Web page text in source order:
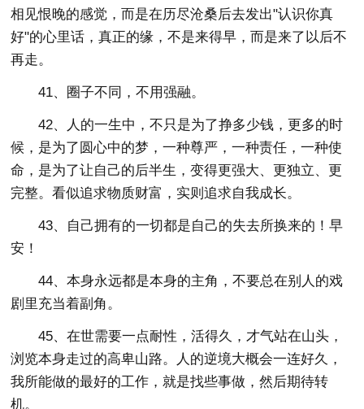
相见恨晚的感觉，而是在历尽沧桑后去发出"认识你真
好"的心里话，真正的缘，不是来得早，而是来了以后不
再走。
41、圈子不同，不用强融。
42、人的一生中，不只是为了挣多少钱，更多的时
候，是为了圆心中的梦，一种尊严，一种责任，一种使
命，是为了让自己的后半生，变得更强大、更独立、更
完整。看似追求物质财富，实则追求自我成长。
43、自己拥有的一切都是自己的失去所换来的！早
安！
44、本身永远都是本身的主角，不要总在别人的戏
剧里充当着副角。
45、在世需要一点耐性，活得久，才气站在山头，
浏览本身走过的高卑山路。人的逆境大概会一连好久，
我所能做的最好的工作，就是找些事做，然后期待转
机。